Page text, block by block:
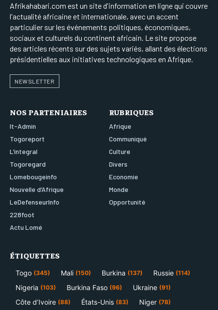
Afrikahabari.com est un site d'information en ligne qui couvre
l'actualité africaine et internationale, avec un accent
particulier sur les événements politiques, économiques,
sociaux et culturels du continent africain. Le site propose
des articles récents sur des sujets variés, allant des élections
présidentielles aux initiatives technologiques en Afrique.
NEWSLETTER
NOS PARTENIAIRES
It-Admin
Togoreport
L’integral
Togoregard
Lomebougeinfo
Nouvelle d’Afrique
LeDefenseurInfo
228foot
Actu Lomé
RUBRIQUES
Afrique
Communiqué
Culture
Divers
Economie
Monde
Opportunité
ÉTIQUETTES
Togo (345) Mali (150) Burkina (137) Russie (114)
Nigeria (103) Burkina Faso (96) Ukraine (91)
Côte d’Ivoire (88) États-Unis (83) Niger (78)